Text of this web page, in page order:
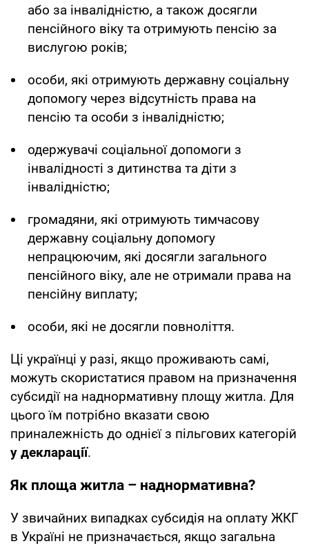
або за інвалідністю, а також досягли
пенсійного віку та отримують пенсію за
вислугою років;
особи, які отримують державну соціальну
допомогу через відсутність права на
пенсію та особи з інвалідністю;
одержувачі соціальної допомоги з
інвалідності з дитинства та діти з
інвалідністю;
громадяни, які отримують тимчасову
державну соціальну допомогу
непрацюючим, які досягли загального
пенсійного віку, але не отримали права на
пенсійну виплату;
особи, які не досягли повноліття.
Ці українці у разі, якщо проживають самі,
можуть скористатися правом на призначення
субсидії на наднормативну площу житла. Для
цього їм потрібно вказати свою
приналежність до однієї з пільгових категорій
у декларації.
Як площа житла – наднормативна?
У звичайних випадках субсидія на оплату ЖКГ
в Україні не призначається, якщо загальна